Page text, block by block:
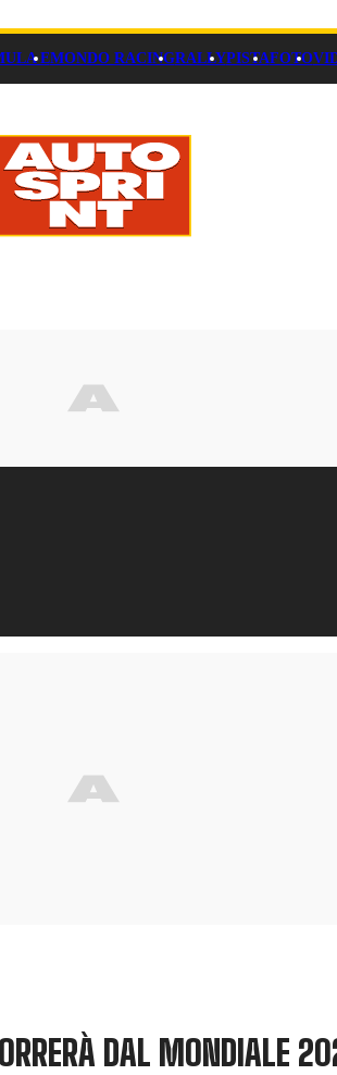
EMONDO RACINGRALLYPISTAFOTO
DAL MONDIALE